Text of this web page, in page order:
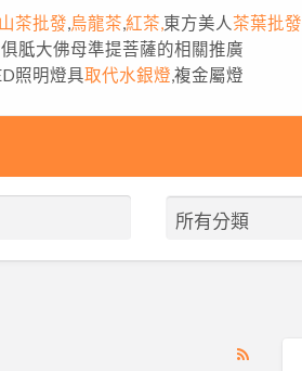
茶批發 烏龍茶 紅茶, 東方美人 茶葉批發
胝大佛母準提菩薩的相關推廣
照明燈具取代水銀燈 ,複金屬燈
RSS